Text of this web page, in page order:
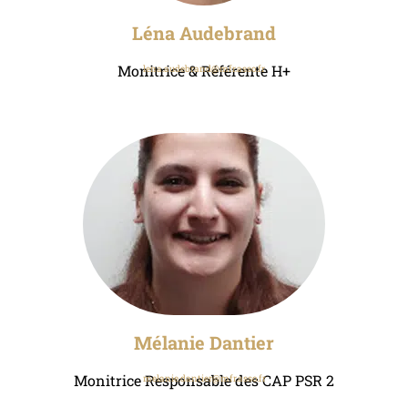
Léna Audebrand
Monitrice & Référente H+
lena.audebrand@mfr.asso.fr
Mélanie Dantier
Monitrice Responsable des CAP PSR 2
melanie.dantier@mfr.asso.fr